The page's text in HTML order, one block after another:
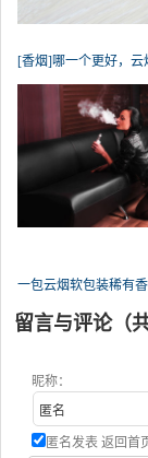
[香烟]哪一个更好，云
一包云烟软包装稀有香
留言与评论（
昵称：
匿名发表 返回首